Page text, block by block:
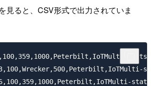
見ると、CSV形式で出力されていま